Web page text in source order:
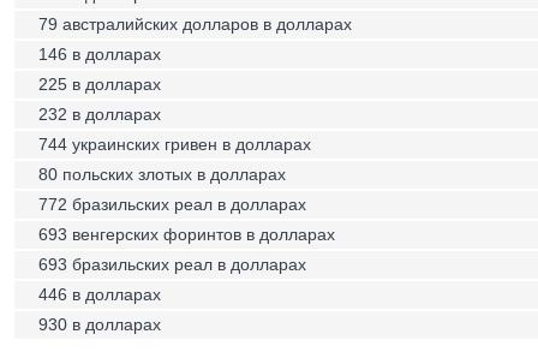
79 австралийских долларов в долларах
146 в долларах
225 в долларах
232 в долларах
744 украинских гривен в долларах
80 польских злотых в долларах
772 бразильских реал в долларах
693 венгерских форинтов в долларах
693 бразильских реал в долларах
446 в долларах
930 в долларах